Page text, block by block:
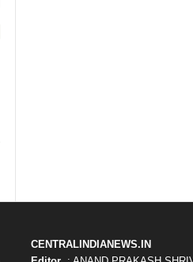
CENTRALINDIANEWS.IN